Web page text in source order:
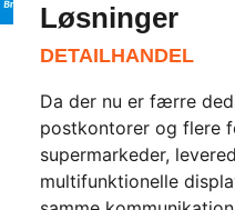
Løsninger
DETAILHANDEL
Da der nu er færre
postkontorer og flere
supermarkeder,
multifunktionelle